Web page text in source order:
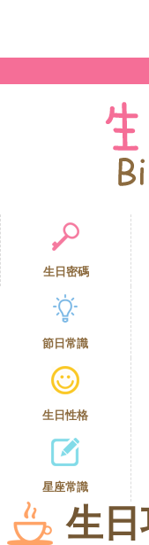
生日密碼
節日常識
生日性格
星座常識
生日